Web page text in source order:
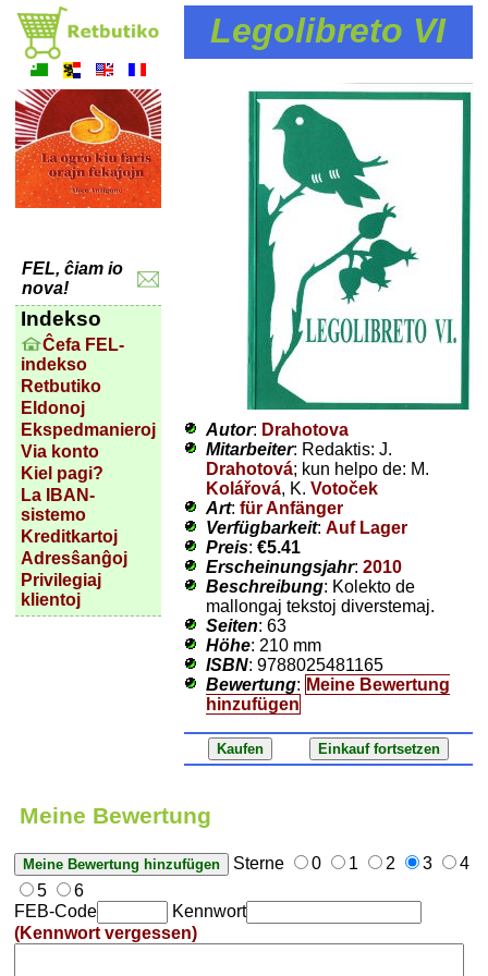
FEL, ĉiam io
nova!
Indekso
Ĉefa FEL-
indekso
Retbutiko
Eldonoj
Ekspedmanieroj
Via konto
Kiel pagi?
La IBAN-
sistemo
Kreditkartoj
Adresŝanĝoj
Privilegiaj
klientoj
Legolibreto VI
Autor: Drahotova
Mitarbeiter: Redaktis: J.
Drahotová; kun helpo de: M.
Kolářová, K. Votoček
Art: für Anfänger
Verfügbarkeit: Auf Lager
Preis: €5.41
Erscheinungsjahr: 2010
Beschreibung: Kolekto de
mallongaj tekstoj diverstemaj.
Seiten: 63
Höhe: 210 mm
ISBN: 9788025481165
Bewertung: Meine Bewertung
hinzufügen
Meine Bewertung
Sterne 0 1 2 3
4
5
6
FEB-Code
Kennwort
(Kennwort vergessen)